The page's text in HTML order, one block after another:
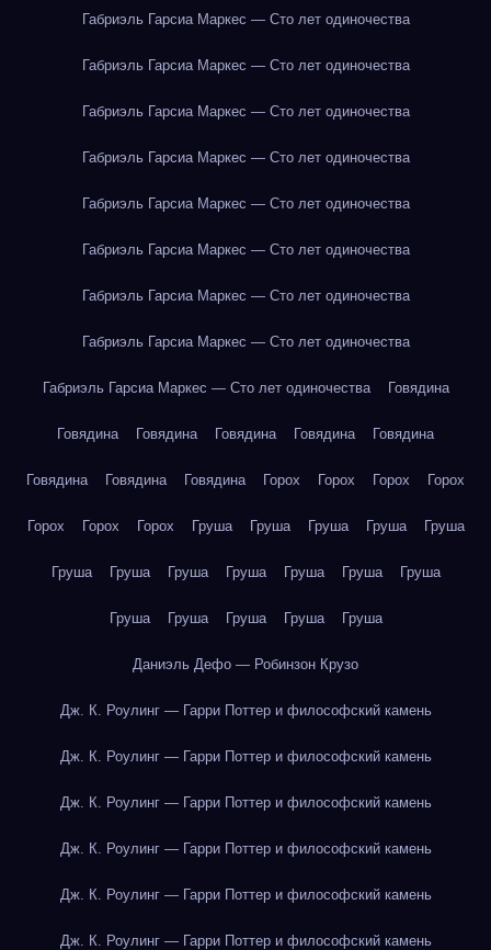
Габриэль Гарсиа Маркес — Сто лет одиночества
Габриэль Гарсиа Маркес — Сто лет одиночества
Габриэль Гарсиа Маркес — Сто лет одиночества
Габриэль Гарсиа Маркес — Сто лет одиночества
Габриэль Гарсиа Маркес — Сто лет одиночества
Габриэль Гарсиа Маркес — Сто лет одиночества
Габриэль Гарсиа Маркес — Сто лет одиночества
Габриэль Гарсиа Маркес — Сто лет одиночества
Габриэль Гарсиа Маркес — Сто лет одиночества Говядина
Говядина Говядина Говядина Говядина Говядина
Говядина Говядина Говядина Горох Горох Горох Горох
Горох Горох Горох Груша Груша Груша Груша Груша
Груша Груша Груша Груша Груша Груша Груша
Груша Груша Груша Груша Груша
Даниэль Дефо — Робинзон Крузо
Дж. К. Роулинг — Гарри Поттер и философский камень
Дж. К. Роулинг — Гарри Поттер и философский камень
Дж. К. Роулинг — Гарри Поттер и философский камень
Дж. К. Роулинг — Гарри Поттер и философский камень
Дж. К. Роулинг — Гарри Поттер и философский камень
Дж. К. Роулинг — Гарри Поттер и философский камень